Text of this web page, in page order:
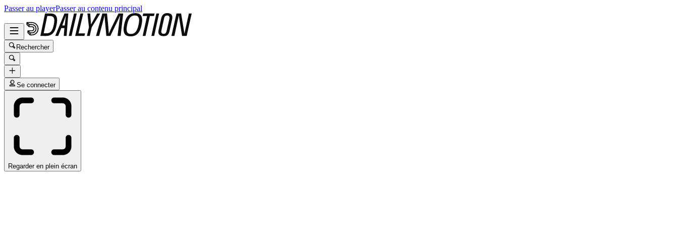
Passer au playerPasser au contenu principal
Rechercher
Se connecter
Regarder en plein écran